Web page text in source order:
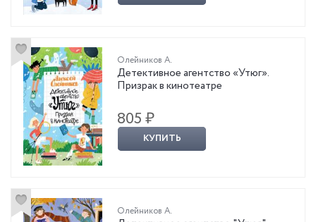
Олейников А.
Детективное агентство «Утюг».
Призрак в кинотеатре
805 ₽
КУПИТЬ
Олейников А.